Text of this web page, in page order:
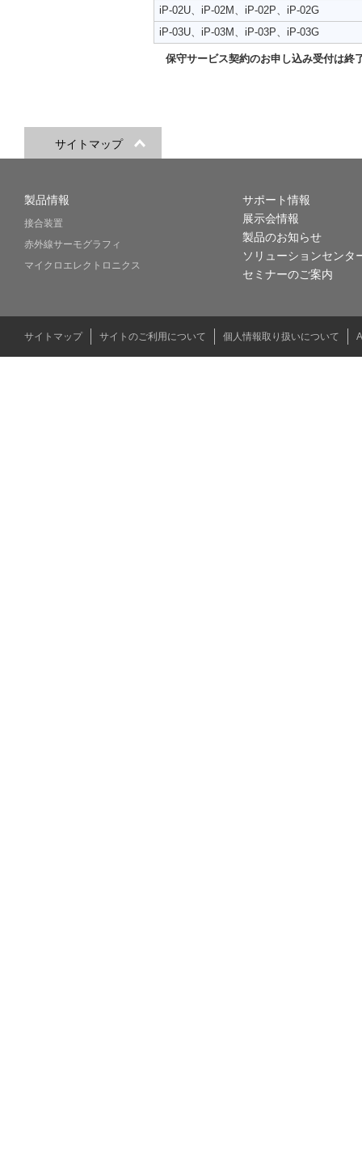
iP-02U、iP-02M、iP-02P、iP-02G
iP-03U、iP-03M、iP-03P、iP-03G
保守サービス契約のお申し込み受付は終
サイトマップ
製品情報
接合装置
赤外線サーモグラフィ
マイクロエレクトロニクス
サポート情報
展示会情報
製品のお知らせ
ソリューションセンタ
セミナーのご案内
サイトマップ サイトのご利用について 個人情報取り扱いについて